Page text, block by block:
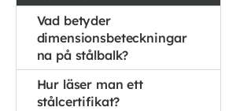
Vad betyder
dimensionsbeteckningar
na på stålbalk?
Hur läser man ett
stålcertifikat?